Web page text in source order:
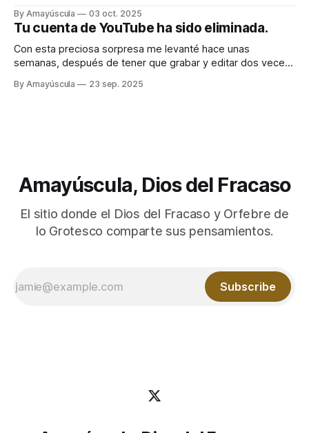
con la idea de superar el millón de visitas con contenido
paupérrimo. En Instagram lo conseguí a
By Amayúscula 03 oct. 2025
Tu cuenta de YouTube ha sido eliminada.
Con esta preciosa sorpresa me levanté hace unas
semanas, después de tener que grabar y editar dos veces
principal había sido eliminado de golpe, sin aviso previo. Ya
By Amayúscula 23 sep. 2025
Amayúscula, Dios del Fracaso
El sitio donde el Dios del Fracaso y Orfebre de
lo Grotesco comparte sus pensamientos.
Subscribe